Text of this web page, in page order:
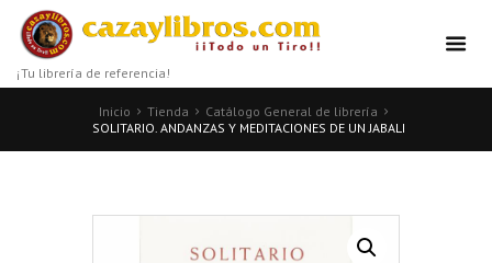
¡Tu librería de referencia!
Inicio Tienda
Catálogo General de librería
SOLITARIO. ANDANZAS Y MEDITACIONES DE UN JABALI